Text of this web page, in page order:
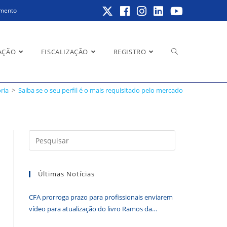
FISCALIZAÇÃO REGISTRO Alternar
do
> Saiba se o seu perfil é o mais requisitado pelo mercado
a
Últimas Notícias
CFA prorroga prazo para profissionais enviarem
vídeo para atualização do livro Ramos da